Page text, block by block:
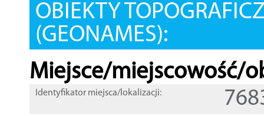
OBIEKTY
(GEONAMES):
Miejsce/miejscowość/
Identyfikator miejsca/lokalizacji: